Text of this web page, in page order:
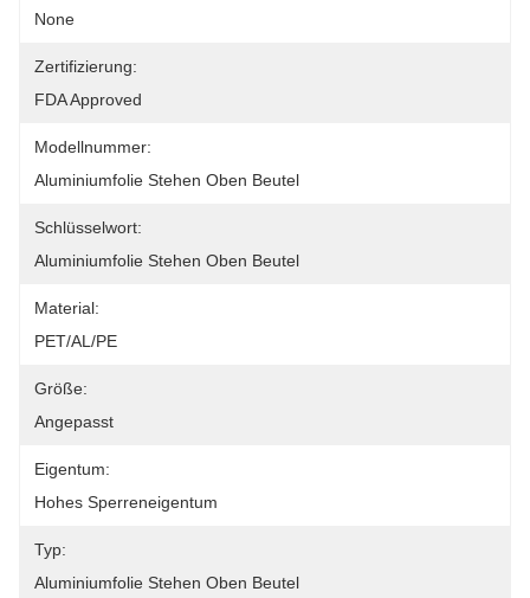
None
Zertifizierung:
FDA Approved
Modellnummer:
Aluminiumfolie Stehen Oben Beutel
Schlüsselwort:
Aluminiumfolie Stehen Oben Beutel
Material:
PET/AL/PE
Größe:
Angepasst
Eigentum:
Hohes Sperreneigentum
Typ:
Aluminiumfolie Stehen Oben Beutel